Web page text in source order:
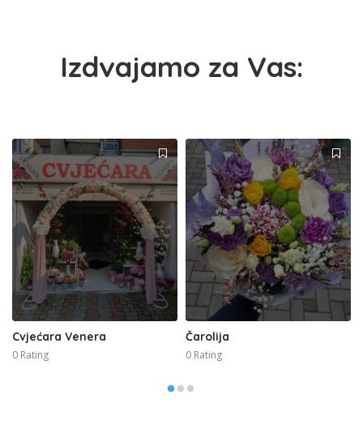
Izdvajamo za Vas:
Cvjećara Venera
0 Rating
Čarolija
0 Rating